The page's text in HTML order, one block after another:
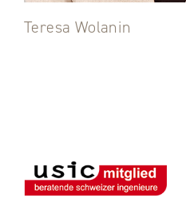
Teresa Wolanin